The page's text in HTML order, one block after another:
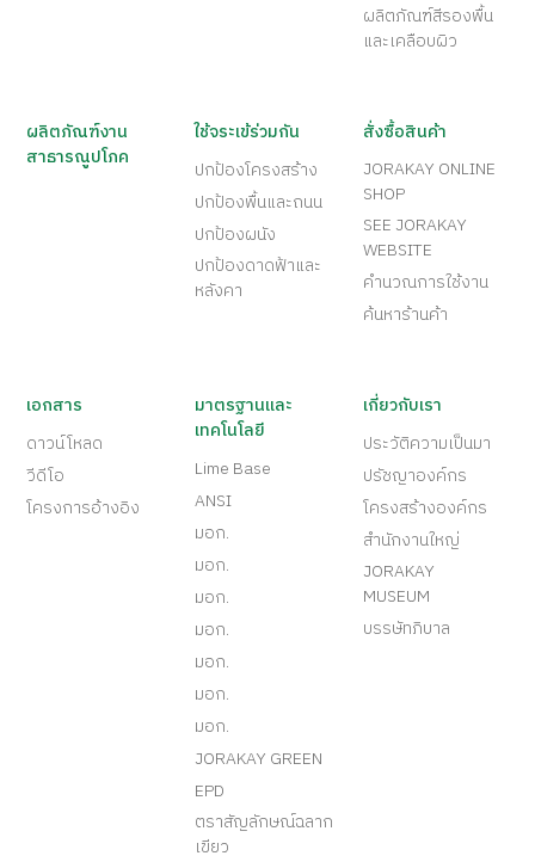
ผลิตภัณฑ์สีรองพื้น
และเคลือบผิว
ผลิตภัณฑ์งาน
สาธารณูปโภค
ใช้จระเข้ร่วมกัน
ปกป้องโครงสร้าง
ปกป้องพื้นและถนน
ปกป้องผนัง
ปกป้องดาดฟ้าและ
หลังคา
สั่งซื้อสินค้า
JORAKAY ONLINE
SHOP
SEE JORAKAY
WEBSITE
คำนวณการใช้งาน
ค้นหาร้านค้า
เอกสาร
ดาวน์โหลด
วีดีโอ
โครงการอ้างอิง
มาตรฐานและ
เทคโนโลยี
Lime Base
ANSI
มอก.
มอก.
มอก.
มอก.
มอก.
มอก.
มอก.
JORAKAY GREEN
EPD
ตราสัญลักษณ์ฉลาก
เขียว
เกี่ยวกับเรา
ประวัติความเป็นมา
ปรัชญาองค์กร
โครงสร้างองค์กร
สำนักงานใหญ่
JORAKAY
MUSEUM
บรรษัทภิบาล